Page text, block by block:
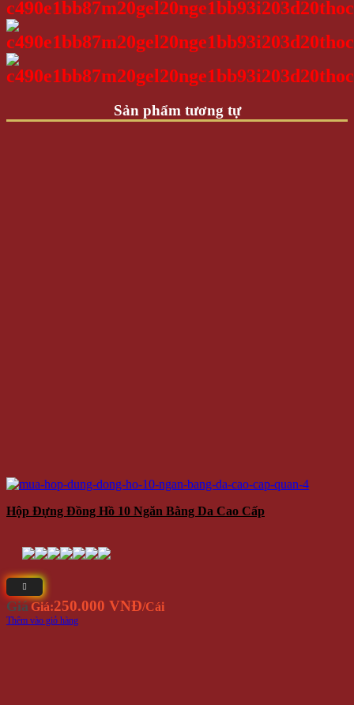
Sản phẩm tương tự
Hộp Đựng Đồng Hồ 10 Ngăn Bằng Da Cao Cấp
Giá Giá:250.000 VNĐ/Cái
Thêm vào giỏ hàng